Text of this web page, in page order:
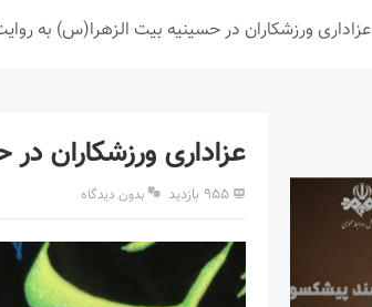
عزاداری ورزشکاران در حسینیه بیت الزهرا(س) به
عزاداری ورزشکاران
۹۵۵ بازدید بدون دیدگاه